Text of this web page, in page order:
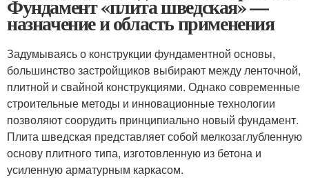
Фундамент «плита шведская» —
назначение и область применения
Задумываясь о конструкции фундаментной основы,
большинство застройщиков выбирают между ленточной,
плитной и свайной конструкциями. Однако современные
строительные методы и инновационные технологии
позволяют соорудить принципиально новый фундамент.
Плита шведская представляет собой мелкозаглубленную
основу плитного типа, изготовленную из бетона и
усиленную арматурным каркасом.